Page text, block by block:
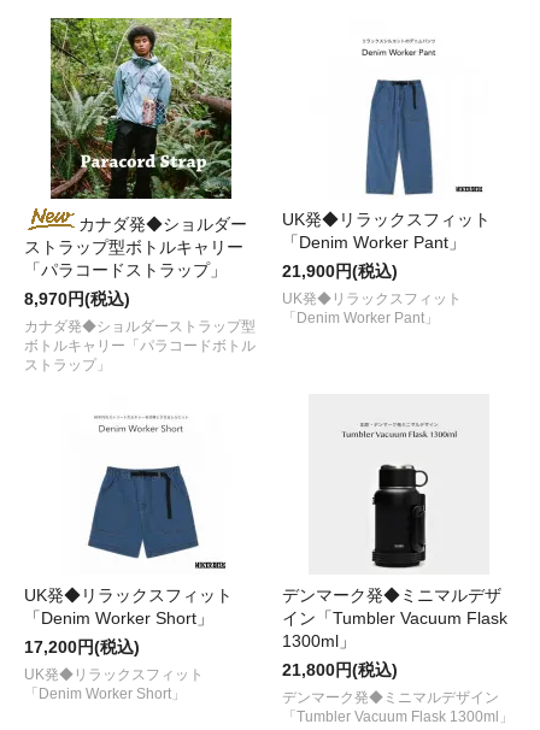
カナダ発◆ショルダー
ストラップ型ボトルキャリー
「パラコードストラップ」
8,970円(税込)
カナダ発◆ショルダーストラップ型
ボトルキャリー「パラコードボトル
ストラップ」
UK発◆リラックスフィット
「Denim Worker Pant」
21,900円(税込)
UK発◆リラックスフィット
「Denim Worker Pant」
UK発◆リラックスフィット
「Denim Worker Short」
17,200円(税込)
UK発◆リラックスフィット
「Denim Worker Short」
デンマーク発◆ミニマルデザ
イン「Tumbler Vacuum Flask
1300ml」
21,800円(税込)
デンマーク発◆ミニマルデザイン
「Tumbler Vacuum Flask 1300ml」